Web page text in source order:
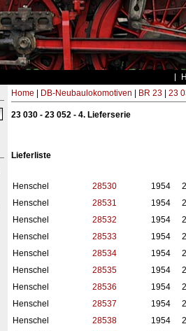
Home DB-Neubaulokomotiven BR 23| 23
23 030 - 23 052 - 4. Lieferserie
Lieferliste
Henschel 28530 1954
Henschel
28531 1954
Henschel
28532 1954
Henschel
28533 1954
Henschel
28534 1954
Henschel
28535 1954
Henschel
28536 1954
Henschel
28537 1954
Henschel
28538 1954